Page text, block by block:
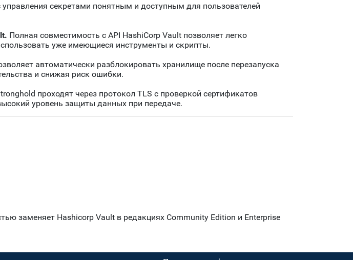
секретами понятным и доступным для пользователей
Полная совместимость с API HashiCorp Vault позволяет легко
уже имеющиеся инструменты и скрипты.
автоматически разблокировать хранилище после перезапуска
и снижая риск ошибки.
проходят через протокол TLS с проверкой сертификатов
уровень защиты данных при передаче.
заменяет Hashicorp Vault в редакциях Community Edition и Enterprise